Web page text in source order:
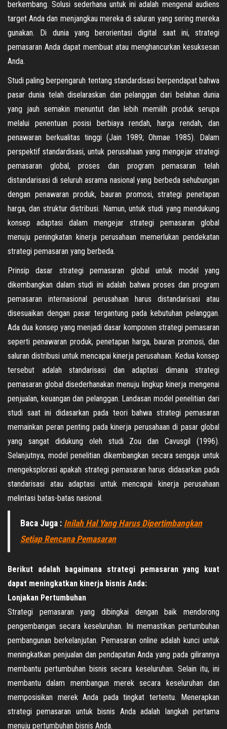
berkembang. Solusi sederhana untuk ini adalah mengenal audiens
target Anda dan menjangkau mereka di saluran yang sering mereka
gunakan. Di dunia yang berorientasi digital saat ini, strategi
pemasaran Anda dapat membuat atau menghancurkan kesuksesan
Anda.
Studi paling berpengaruh tentang standardisasi berpendapat bahwa
pasar dunia telah diselaraskan dan pelanggan dari belahan dunia
yang jauh semakin menuntut dan lebih memilih produk serupa
melalui penentuan posisi berbiaya rendah, harga rendah, dan
penawaran berkualitas tinggi (Jain 1989; Ohmae 1985). Dalam
perspektif standardisasi, untuk perusahaan yang mengejar strategi
pemasaran global, proses dan program pemasaran telah
distandarisasi di seluruh asrama nasional yang berbeda sehubungan
dengan penawaran produk, bauran promosi, strategi penetapan
harga, dan struktur distribusi. Namun, untuk studi yang mendukung
konsep adaptasi dalam mengejar strategi pemasaran global
menuju peningkatan kinerja perusahaan memerlukan pendekatan
strategi pemasaran yang berbeda.
Prinsip dasar strategi pemasaran global untuk model yang
dikembangkan dalam studi ini adalah bahwa proses dan program
pemasaran internasional perusahaan harus distandarisasi atau
disesuaikan dengan pasar tergantung pada kebutuhan pelanggan.
Ada dua konsep yang menjadi dasar komponen strategi pemasaran
seperti penawaran produk, penetapan harga, bauran promosi, dan
saluran distribusi untuk mencapai kinerja perusahaan. Kedua konsep
tersebut adalah standarisasi dan adaptasi dimana strategi
pemasaran global disederhanakan menuju lingkup kinerja mengenai
penjualan, keuangan dan pelanggan. Landasan model penelitian dari
studi saat ini didasarkan pada teori bahwa strategi pemasaran
memainkan peran penting pada kinerja perusahaan di pasar global
yang sangat didukung oleh studi Zou dan Cavusgil (1996).
Selanjutnya, model penelitian dikembangkan secara sengaja untuk
mengeksplorasi apakah strategi pemasaran harus didasarkan pada
standarisasi atau adaptasi untuk mencapai kinerja perusahaan
melintasi batas-batas nasional.
Baca Juga : Inilah Hal Yang Harus Dipertimbangkan
Setiap Rencana Pemasaran
Berikut adalah bagaimana strategi pemasaran yang kuat
dapat meningkatkan kinerja bisnis Anda:
Lonjakan Pertumbuhan
Strategi pemasaran yang dibingkai dengan baik mendorong
pengembangan secara keseluruhan. Ini memastikan pertumbuhan
pembangunan berkelanjutan. Pemasaran online adalah kunci untuk
meningkatkan penjualan dan pendapatan Anda yang pada gilirannya
membantu pertumbuhan bisnis secara keseluruhan. Selain itu, ini
membantu dalam membangun merek secara keseluruhan dan
memposisikan merek Anda pada tingkat tertentu. Menerapkan
strategi pemasaran untuk bisnis Anda adalah langkah pertama
menuju pertumbuhan bisnis Anda.